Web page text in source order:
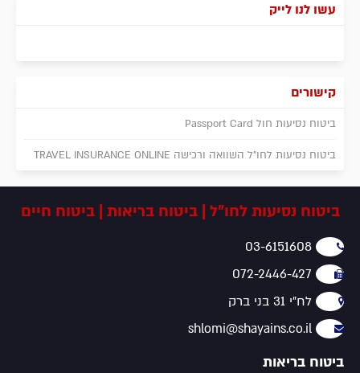
עשו לנו לייק
קישורים
ביטוח נסיעות חול Passport Card
ביטוח נסיעות לחו"ל השוואה ורכישה TRAVEL INSURANCE ONLINE
ביטוח נסיעות לחו"ל | ביטוח בריאות | ביטוח חיים
03-6151608
072-2446-427
לח"י 31 בני ברק
shlomi@shayains.co.il
ביטוח בריאות